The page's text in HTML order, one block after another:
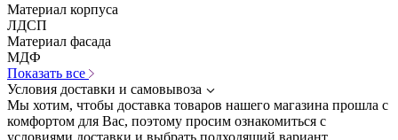
Материал корпуса
ЛДСП
Материал фасада
МДФ
Показать все
Условия доставки и самовывоза
Мы хотим, чтобы доставка товаров нашего магазина прошла с
комфортом для Вас, поэтому просим ознакомиться с
условиями доставки и выбрать подходящий вариант.